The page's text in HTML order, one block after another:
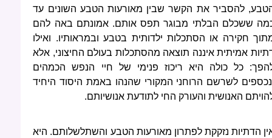
להסביר את הקשר שבין מאורעות הטבע השונים עד
ששכלם הבלתי מבוגר תפס אותם. אמונתם באה להם
חקירה או הסתכלות ילדותית בטבע ובמראותיו. ואילו
אמיתית איננה תוצאה מהסתכלות בעולם החיצוני, אלא
כל כולה היא ריכוז פנימי של חיי הנפש הכמהים
לשרשם הרוחני המקורי שהנהו באמת היסוד היחיד
האנושית והעורק החי לתודעת אנושיותם.
הדתיות נזקקת לפתרון מאורעות הטבע והשתלשלותם. היא